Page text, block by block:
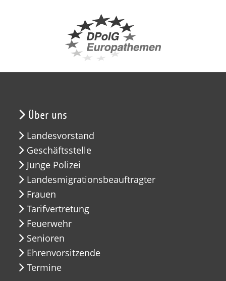
Über uns
Landesvorstand
Geschäftsstelle
Junge Polizei
Landesmigrationsbeauftragter
Frauen
Tarifvertretung
Feuerwehr
Senioren
Ehrenvorsitzende
Termine